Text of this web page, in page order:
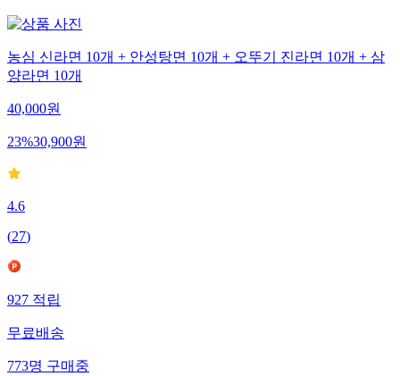
농심 신라면 10개 + 안성탕면 10개 + 오뚜기 진라면 10개 + 삼
양라면 10개
40,000원
23%30,900원
4.6
(27)
927 적립
무료배송
773명 구매중